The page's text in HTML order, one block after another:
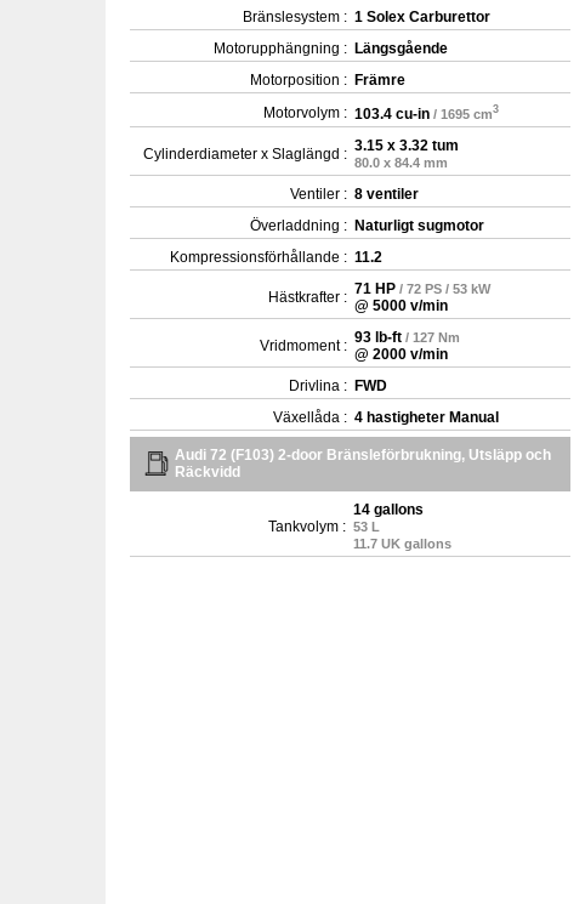
Bränslesystem : 1 Solex Carburettor
Motorupphängning : Längsgående
Motorposition : Främre
Motorvolym : 103.4 cu-in / 1695 cm3
Cylinderdiameter x Slaglängd : 3.15 x 3.32 tum
80.0 x 84.4 mm
Ventiler : 8 ventiler
Överladdning : Naturligt sugmotor
Kompressionsförhållande : 11.2
Hästkrafter : 71 HP / 72 PS / 53 kW
@ 5000 v/min
Vridmoment : 93 lb-ft / 127 Nm
@ 2000 v/min
Drivlina : FWD
Växellåda : 4 hastigheter Manual
Audi 72 (F103) 2-door Bränsleförbrukning, Utsläpp och
Räckvidd
Tankvolym :
14 gallons
53 L
11.7 UK gallons